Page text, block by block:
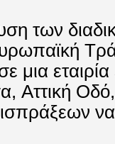
των
σε μια